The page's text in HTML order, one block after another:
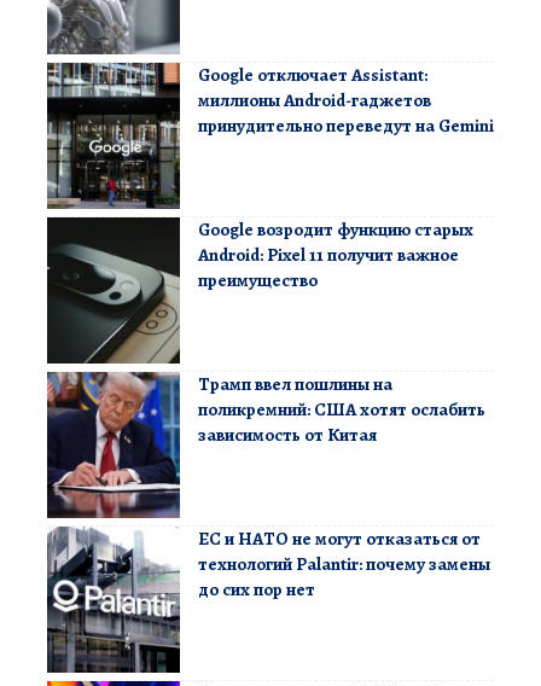
Google отключает Assistant:
миллионы Android-гаджетов
принудительно переведут на Gemini
Google возродит функцию старых
Android: Pixel 11 получит важное
преимущество
Трамп ввел пошлины на
поликремний: США хотят ослабить
зависимость от Китая
ЕС и НАТО не могут отказаться от
технологий Palantir: почему замены
до сих пор нет